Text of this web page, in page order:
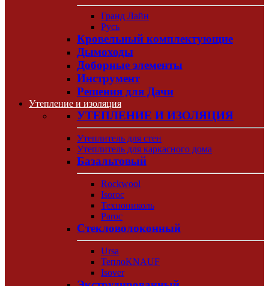
Гранд Лайн
Русь
Кровельный комплектующие
Дымоходы
Доборные элементы
Инструмент
Решения для Дачи
Утепление и изоляция
УТЕПЛЕНИЕ И ИЗОЛЯЦИЯ
Утеплитель для стен
Утеплитель для каркасного дома
Базальтовый
Rockwool
Isoroc
Технониколь
Paroc
Стекловолоконный
Ursa
ТеплоKNAUF
Isover